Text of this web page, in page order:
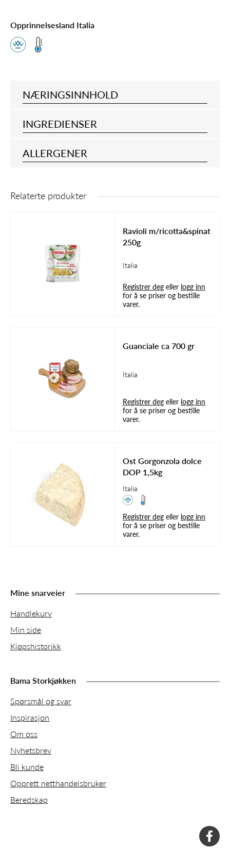
Opprinnelsesland Italia
NÆRINGSINNHOLD
INGREDIENSER
ALLERGENER
Relaterte produkter
Ravioli m/ricotta&spinat
250g
Italia
Registrer deg eller logg inn
for å se priser og bestille
varer.
Guanciale ca 700 gr
Italia
Registrer deg eller logg inn
for å se priser og bestille
varer.
Ost Gorgonzola dolce
DOP 1,5kg
Italia
Registrer deg eller logg inn
for å se priser og bestille
varer.
Mine snarveier
Handlekurv
Min side
Kjøpshistorikk
Bama Storkjøkken
Spørsmål og svar
Inspirasjon
Om oss
Nyhetsbrev
Bli kunde
Opprett netthandelsbruker
Beredskap